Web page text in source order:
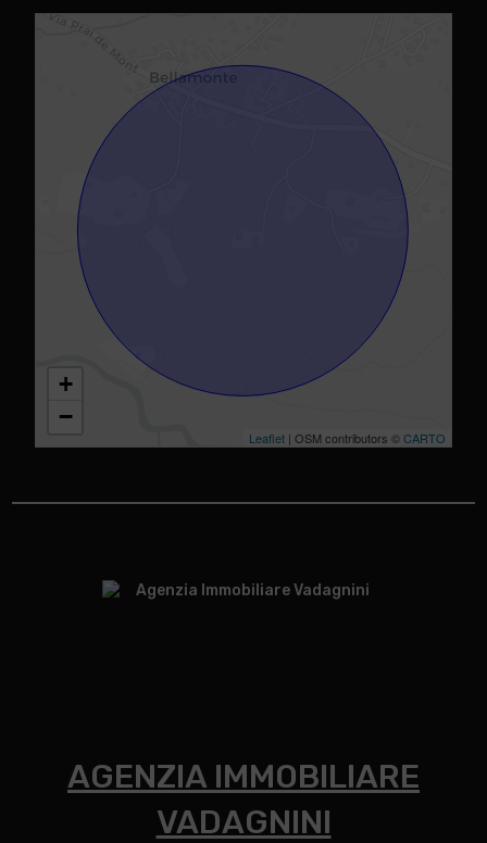
+
−
Leaflet| OSM contributors ©CARTO
AGENZIA IMMOBILIARE
VADAGNINI